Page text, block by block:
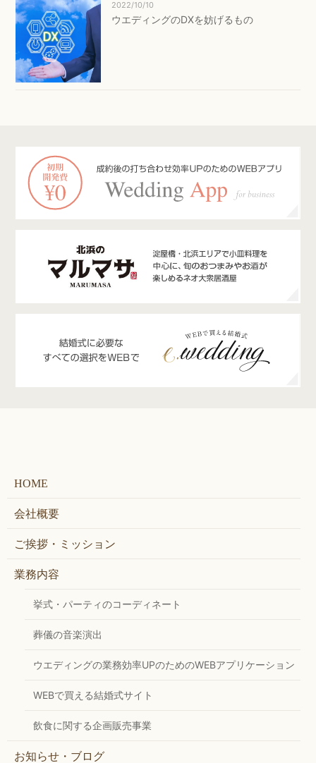
2022/10/10
ウエディングのDXを妨げるもの
HOME
会社概要
ご挨拶・ミッション
業務内容
挙式・パーティのコーディネート
葬儀の音楽演出
ウエディングの業務効率UPのためのWEBアプリケーション
WEBで買える結婚式サイト
飲食に関する企画販売事業
お知らせ・ブログ